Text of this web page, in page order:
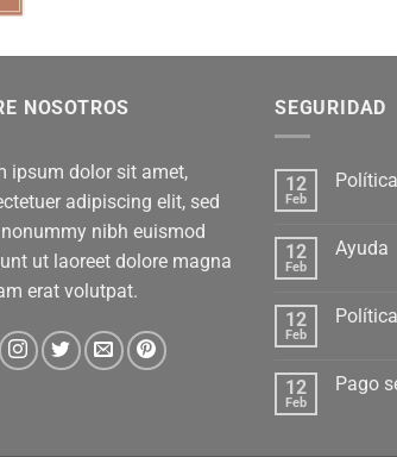
NOSOTROS
ipsum dolor sit amet,
adipiscing elit, sed
nibh euismod
ut laoreet dolore magna
erat volutpat.
SEGURIDAD
12
Feb
12
Feb
Ayuda
12
Feb
12
Feb
Pago